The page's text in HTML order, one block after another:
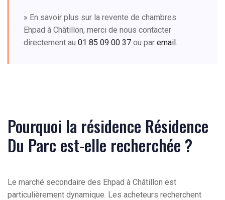
» En savoir plus sur la revente de chambres
Ehpad à Châtillon, merci de nous contacter
directement au 01 85 09 00 37 ou par email
Pourquoi la résidence Résidence
Du Parc est-elle recherchée ?
Le marché secondaire des Ehpad à Châtillon est
particulièrement dynamique. Les acheteurs recherchent